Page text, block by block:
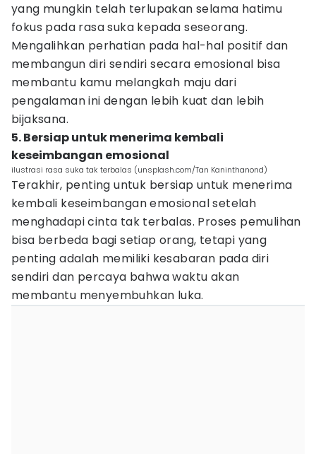
yang mungkin telah terlupakan selama hatimu
fokus pada rasa suka kepada seseorang.
Mengalihkan perhatian pada hal-hal positif dan
membangun diri sendiri secara emosional bisa
membantu kamu melangkah maju dari
pengalaman ini dengan lebih kuat dan lebih
bijaksana.
5. Bersiap untuk menerima kembali
keseimbangan emosional
ilustrasi rasa suka tak terbalas (unsplash.com/Tan Kaninthanond)
Terakhir, penting untuk bersiap untuk menerima
kembali keseimbangan emosional setelah
menghadapi cinta tak terbalas. Proses pemulihan
bisa berbeda bagi setiap orang, tetapi yang
penting adalah memiliki kesabaran pada diri
sendiri dan percaya bahwa waktu akan
membantu menyembuhkan luka.